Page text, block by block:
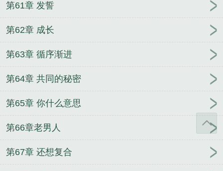
第61章 发誓
第62章 成长
第63章 循序渐进
第64章 共同的秘密
第65章 你什么意思
第66章老男人
第67章 还想复合